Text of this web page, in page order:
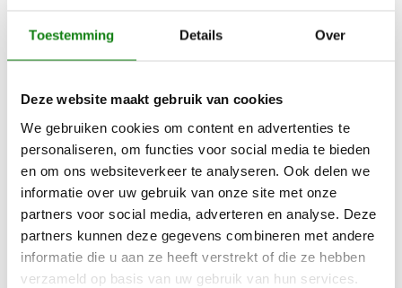
Toestemming Details Over
Deze website maakt gebruik van cookies
We gebruiken cookies om content en advertenties te
personaliseren, om functies voor social media te bieden
en om ons websiteverkeer te analyseren. Ook delen we
informatie over uw gebruik van onze site met onze
partners voor social media, adverteren en analyse. Deze
partners kunnen deze gegevens combineren met andere
informatie die u aan ze heeft verstrekt of die ze hebben
verzameld op basis van uw gebruik van hun services.